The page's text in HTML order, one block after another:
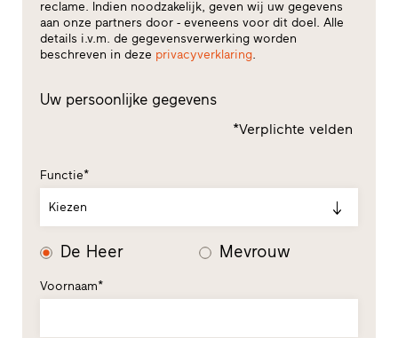
reclame. Indien noodzakelijk, geven wij uw gegevens
aan onze partners door - eveneens voor dit doel. Alle
details i.v.m. de gegevensverwerking worden
beschreven in deze privacyverklaring.
Uw persoonlijke gegevens
*Verplichte velden
Functie*
Kiezen
De Heer Mevrouw
Voornaam*